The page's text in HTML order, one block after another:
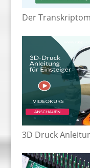
Der
3D Druck